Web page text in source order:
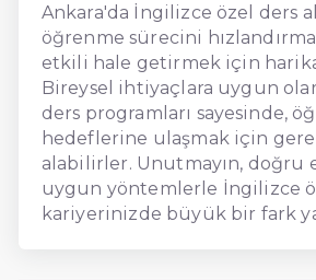
Ankara'da İngilizce özel ders
öğrenme sürecini
etkili hale getirmek için
Bireysel ihtiyaçlara uygun
ders programları sayesinde,
hedeflerine ulaşmak için
alabilirler. Unutmayın, doğru
uygun yöntemlerle İngilizce
kariyerinizde büyük bir fark